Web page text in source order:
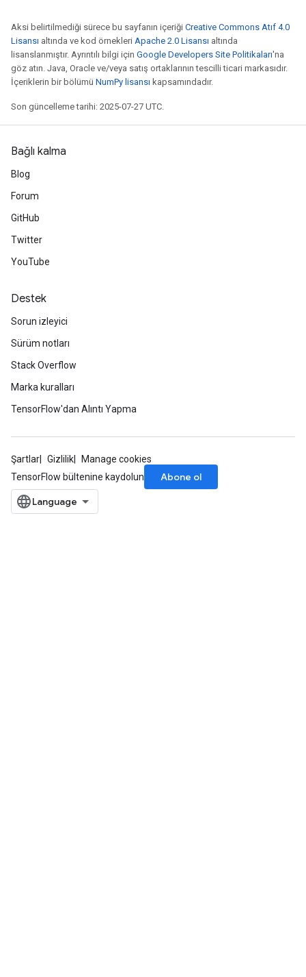
Aksi belirtilmediği sürece bu sayfanın içeriği Creative Commons Atıf 4.0
Lisansı altında ve kod örnekleri Apache 2.0 Lisansı altında
lisanslanmıştır. Ayrıntılı bilgi için Google Developers Site Politikaları'na
göz atın. Java, Oracle ve/veya satış ortaklarının tescilli ticari markasıdır.
İçeriklerin bir bölümü NumPy lisansı kapsamındadır.
Son güncelleme tarihi: 2025-07-27 UTC.
Bağlı kalma
Blog
Forum
GitHub
Twitter
YouTube
Destek
Sorun izleyici
Sürüm notları
Stack Overflow
Marka kuralları
TensorFlow'dan Alıntı Yapma
Şartlar Gizlilik
Manage cookies
TensorFlow bültenine kaydolun
Abone ol